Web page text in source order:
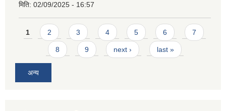
मिति: 02/09/2025 - 16:57
Pages
1 2 3 4 5 6 7
8 9 next › last »
अन्य